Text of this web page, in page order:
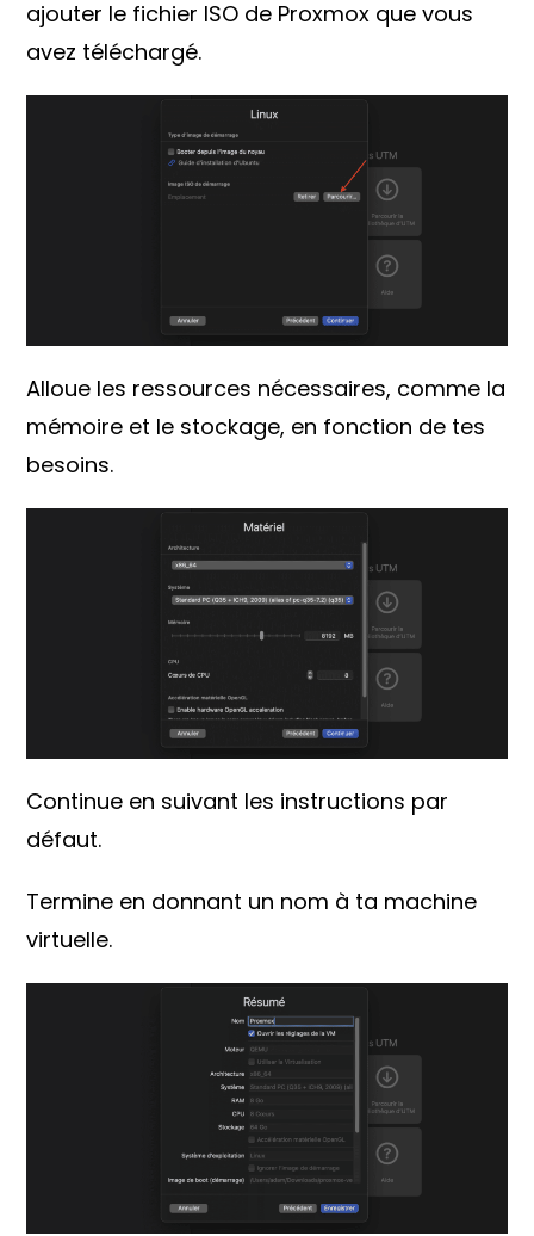
ajouter le fichier ISO de Proxmox que vous
avez téléchargé.
Alloue les ressources nécessaires, comme la
mémoire et le stockage, en fonction de tes
besoins.
Continue en suivant les instructions par
défaut.
Termine en donnant un nom à ta machine
virtuelle.